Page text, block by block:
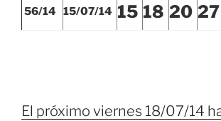
56/14 15/07/14 15 18 20 27
El próximo viernes 18/07/14